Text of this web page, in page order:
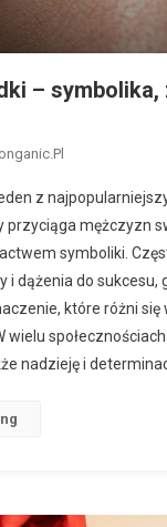
– symbolika,
z
przyciąga mężczyzn
symboliki.
i dążenia do sukcesu,
które różni się
wielu
nadzieję i